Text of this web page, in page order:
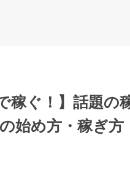
稼ぐ！】話題
始め方・稼ぎ方